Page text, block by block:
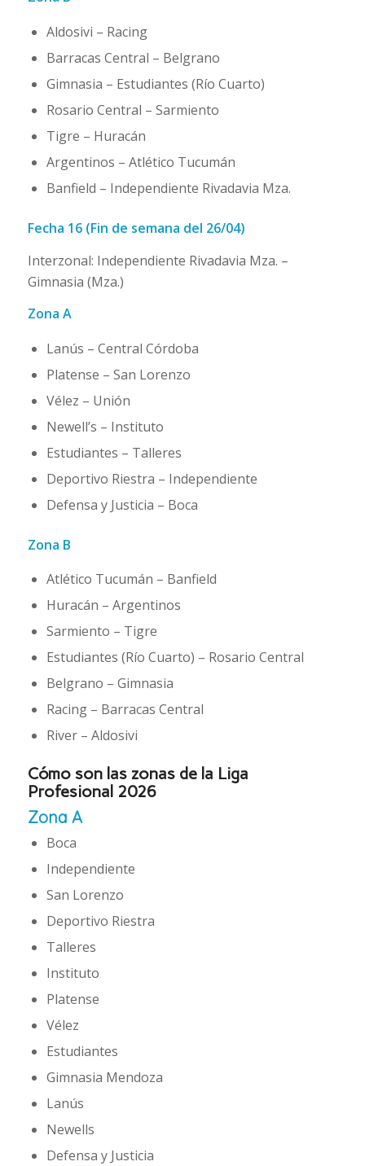
Aldosivi – Racing
Barracas Central – Belgrano
Gimnasia – Estudiantes (Río Cuarto)
Rosario Central – Sarmiento
Tigre – Huracán
Argentinos – Atlético Tucumán
Banfield – Independiente Rivadavia Mza.
Fecha 16 (Fin de semana del 26/04)
Interzonal: Independiente Rivadavia Mza. –
Gimnasia (Mza.)
Zona A
Lanús – Central Córdoba
Platense – San Lorenzo
Vélez – Unión
Newell’s – Instituto
Estudiantes – Talleres
Deportivo Riestra – Independiente
Defensa y Justicia – Boca
Zona B
Atlético Tucumán – Banfield
Huracán – Argentinos
Sarmiento – Tigre
Estudiantes (Río Cuarto) – Rosario Central
Belgrano – Gimnasia
Racing – Barracas Central
River – Aldosivi
Cómo son las zonas de la Liga
Profesional 2026
Zona A
Boca
Independiente
San Lorenzo
Deportivo Riestra
Talleres
Instituto
Platense
Vélez
Estudiantes
Gimnasia Mendoza
Lanús
Newells
Defensa y Justicia